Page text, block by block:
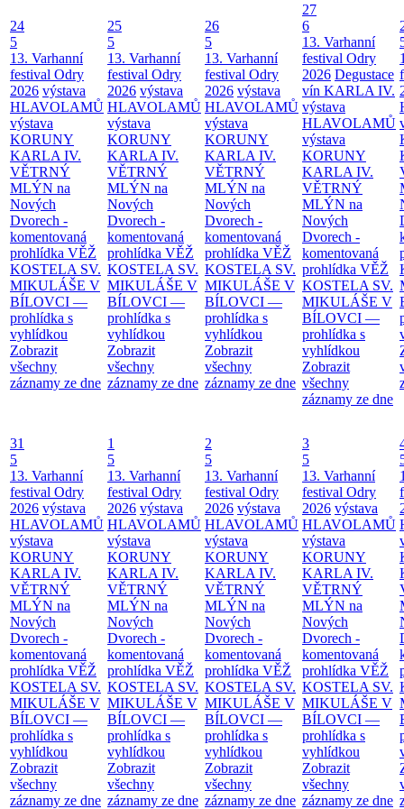
24
5
13. Varhanní
festival Odry
2026 výstava
HLAVOLAMŮ
výstava
KORUNY
KARLA IV.
VĚTRNÝ
MLÝN na
Nových
Dvorech -
komentovaná
prohlídka VĚŽ
KOSTELA SV.
MIKULÁŠE V
BÍLOVCI —
prohlídka s
vyhlídkou
Zobrazit
všechny
záznamy ze dne
25
5
13. Varhanní
festival Odry
2026 výstava
HLAVOLAMŮ
výstava
KORUNY
KARLA IV.
VĚTRNÝ
MLÝN na
Nových
Dvorech -
komentovaná
prohlídka VĚŽ
KOSTELA SV.
MIKULÁŠE V
BÍLOVCI —
prohlídka s
vyhlídkou
Zobrazit
všechny
záznamy ze dne
26
5
13. Varhanní
festival Odry
2026 výstava
HLAVOLAMŮ
výstava
KORUNY
KARLA IV.
VĚTRNÝ
MLÝN na
Nových
Dvorech -
komentovaná
prohlídka VĚŽ
KOSTELA SV.
MIKULÁŠE V
BÍLOVCI —
prohlídka s
vyhlídkou
Zobrazit
všechny
záznamy ze dne
27
6
13. Varhanní
festival Odry
2026 Degustace
vín KARLA IV.
výstava
HLAVOLAMŮ
výstava
KORUNY
KARLA IV.
VĚTRNÝ
MLÝN na
Nových
Dvorech -
komentovaná
prohlídka VĚŽ
KOSTELA SV.
MIKULÁŠE V
BÍLOVCI —
prohlídka s
vyhlídkou
Zobrazit
všechny
záznamy ze dne
31
5
13. Varhanní
festival Odry
2026 výstava
HLAVOLAMŮ
výstava
KORUNY
KARLA IV.
VĚTRNÝ
MLÝN na
Nových
Dvorech -
komentovaná
prohlídka VĚŽ
KOSTELA SV.
MIKULÁŠE V
BÍLOVCI —
prohlídka s
vyhlídkou
Zobrazit
všechny
záznamy ze dne
1
5
13. Varhanní
festival Odry
2026 výstava
HLAVOLAMŮ
výstava
KORUNY
KARLA IV.
VĚTRNÝ
MLÝN na
Nových
Dvorech -
komentovaná
prohlídka VĚŽ
KOSTELA SV.
MIKULÁŠE V
BÍLOVCI —
prohlídka s
vyhlídkou
Zobrazit
všechny
záznamy ze dne
2
5
13. Varhanní
festival Odry
2026 výstava
HLAVOLAMŮ
výstava
KORUNY
KARLA IV.
VĚTRNÝ
MLÝN na
Nových
Dvorech -
komentovaná
prohlídka VĚŽ
KOSTELA SV.
MIKULÁŠE V
BÍLOVCI —
prohlídka s
vyhlídkou
Zobrazit
všechny
záznamy ze dne
3
5
13. Varhanní
festival Odry
2026 výstava
HLAVOLAMŮ
výstava
KORUNY
KARLA IV.
VĚTRNÝ
MLÝN na
Nových
Dvorech -
komentovaná
prohlídka VĚŽ
KOSTELA SV.
MIKULÁŠE V
BÍLOVCI —
prohlídka s
vyhlídkou
Zobrazit
všechny
záznamy ze dne